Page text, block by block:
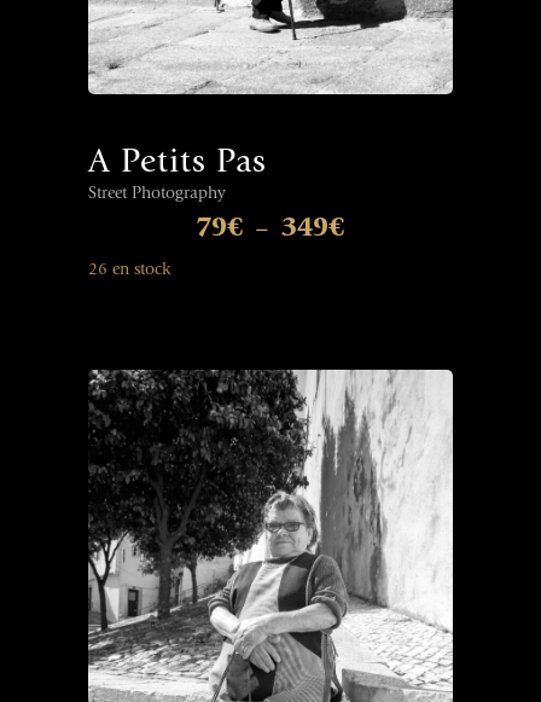
A Petits Pas
Street Photography
79€ – 349€
26 en stock